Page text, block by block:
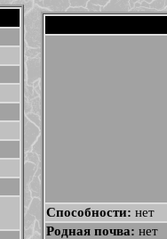
Способности: нет
Родная почва: нет